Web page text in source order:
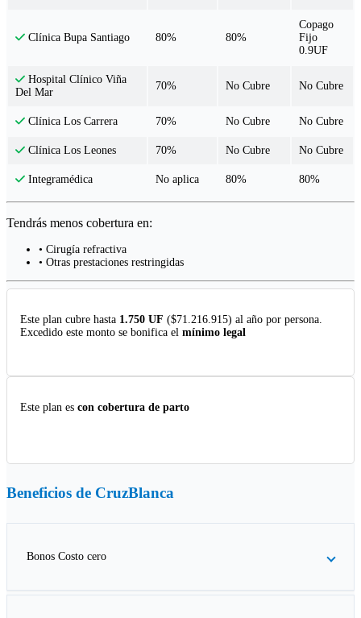
Clínica Bupa Santiago 80% 80%
Copago
Fijo
0.9UF
Hospital Clínico Viña
Del Mar
70% No Cubre No Cubre
Clínica Los Carrera 70% No Cubre No Cubre
Clínica Los Leones 70% No Cubre No Cubre
Integramédica No aplica 80% 80%
Tendrás menos cobertura en:
• Cirugía refractiva
• Otras prestaciones restringidas
Este plan cubre hasta 1.750 UF ($71.216.915) al año por persona.
Excedido este monto se bonifica el mínimo legal
Este plan es con cobertura de parto
Beneficios de CruzBlanca
Bonos Costo cero